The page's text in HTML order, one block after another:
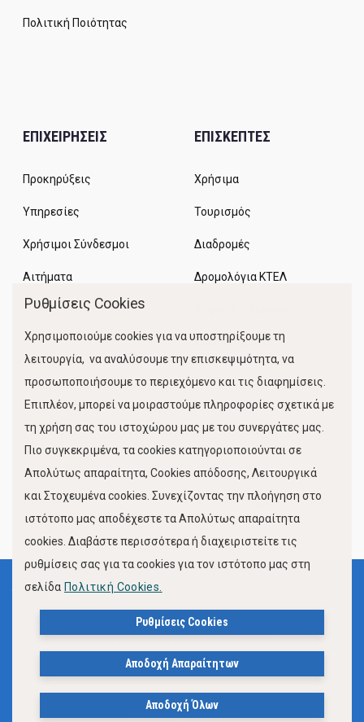
Πολιτική Ποιότητας
ΕΠΙΧΕΙΡΗΣΕΙΣ
Προκηρύξεις
Υπηρεσίες
Χρήσιμοι Σύνδεσμοι
Αιτήματα
ΕΠΙΣΚΕΠΤΕΣ
Χρήσιμα
Τουρισμός
Διαδρομές
Δρομολόγια ΚΤΕΛ
Κίνηση Λιμένος
FOLLOW US
© 2023, Δήμος Βόλου
Όροι Χρήσης
Πολιτική Προστασίας Προσωπικών Δεδομένων
Πολιτική Cookies
Ρυθμίσεις Cookies
Χρησιμοποιούμε cookies για να υποστηρίξουμε τη
λειτουργία, να αναλύσουμε την επισκεψιμότητα, να
προσωποποιήσουμε το περιεχόμενο και τις διαφημίσεις.
Επιπλέον, μπορεί να μοιραστούμε πληροφορίες σχετικά με
τη χρήση σας του ιστοχώρου μας με του συνεργάτες μας.
Πιο συγκεκριμένα, τα cookies κατηγοριοποιούνται σε
Απολύτως απαραίτητα, Cookies απόδοσης, Λειτουργικά
και Στοχευμένα cookies. Συνεχίζοντας την πλοήγηση στο
ιστότοπο μας αποδέχεστε τα Απολύτως απαραίτητα
cookies. Διαβάστε περισσότερα ή διαχειριστείτε τις
ρυθμίσεις σας για τα cookies για τον ιστότοπο μας στη
σελίδα Πολιτική Cookies.
Ρυθμίσεις Cookies
Αποδοχή Απαραίτητων
Αποδοχή Όλων